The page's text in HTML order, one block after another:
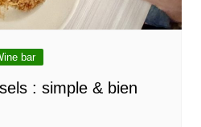
bar
: simple & bien